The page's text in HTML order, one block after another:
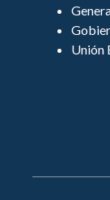
Unión